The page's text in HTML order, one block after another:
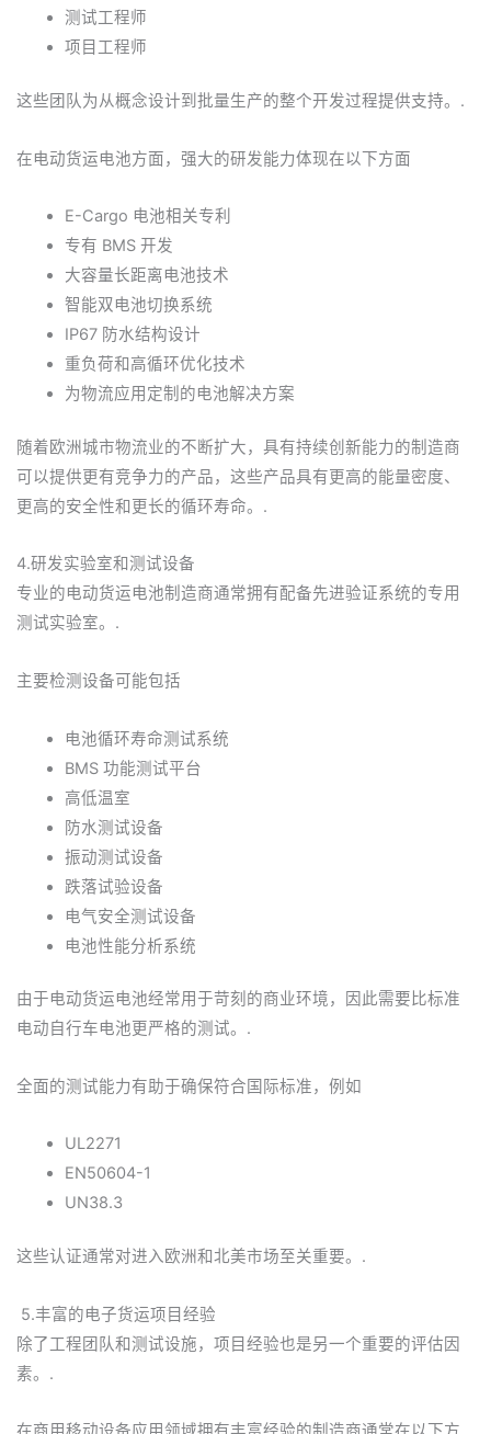
测试工程师
项目工程师
这些团队为从概念设计到批量生产的整个开发过程提供支持。.
在电动货运电池方面，强大的研发能力体现在以下方面
E-Cargo 电池相关专利
专有 BMS 开发
大容量长距离电池技术
智能双电池切换系统
IP67 防水结构设计
重负荷和高循环优化技术
为物流应用定制的电池解决方案
随着欧洲城市物流业的不断扩大，具有持续创新能力的制造商
可以提供更有竞争力的产品，这些产品具有更高的能量密度、
更高的安全性和更长的循环寿命。.
4.研发实验室和测试设备
专业的电动货运电池制造商通常拥有配备先进验证系统的专用
测试实验室。.
主要检测设备可能包括
电池循环寿命测试系统
BMS 功能测试平台
高低温室
防水测试设备
振动测试设备
跌落试验设备
电气安全测试设备
电池性能分析系统
由于电动货运电池经常用于苛刻的商业环境，因此需要比标准
电动自行车电池更严格的测试。.
全面的测试能力有助于确保符合国际标准，例如
UL2271
EN50604-1
UN38.3
这些认证通常对进入欧洲和北美市场至关重要。.
5.丰富的电子货运项目经验
除了工程团队和测试设施，项目经验也是另一个重要的评估因
素。.